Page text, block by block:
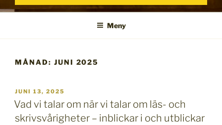
Meny
MÅNAD: JUNI 2025
PUBLICERAT
JUNI 13, 2025
Vad vi talar om när vi talar om läs- och
skrivsvårigheter – inblickar i och utblickar